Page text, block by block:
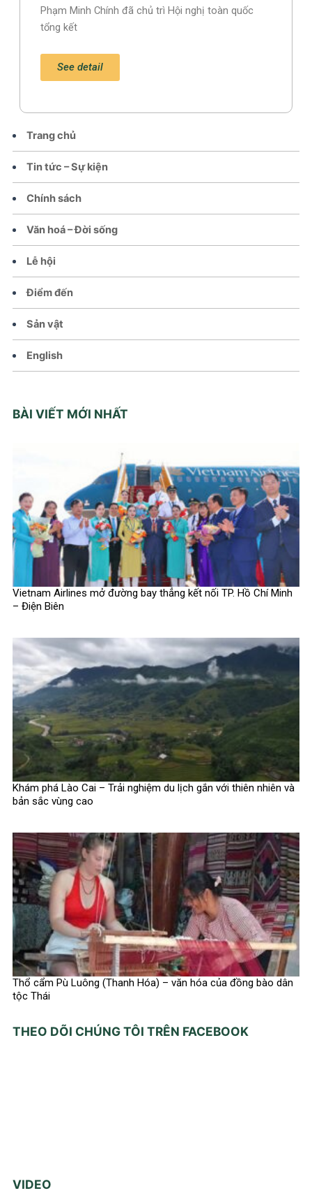
Trang chủ
Tin tức – Sự kiện
Chính sách
Văn hoá – Đời sống
Lễ hội
Điểm đến
Sản vật
English
BÀI VIẾT MỚI NHẤT
Vietnam Airlines mở đường bay thẳng kết nối TP. Hồ Chí Minh
– Điện Biên
Khám phá Lào Cai – Trải nghiệm du lịch gắn với thiên nhiên và
bản sắc vùng cao
Thổ cẩm Pù Luông (Thanh Hóa) – văn hóa của đồng bào dân
tộc Thái
THEO DÕI CHÚNG TÔI TRÊN FACEBOOK
VIDEO
Phạm Minh Chính đã chủ trì Hội nghị toàn quốc
tổng kết
See detail